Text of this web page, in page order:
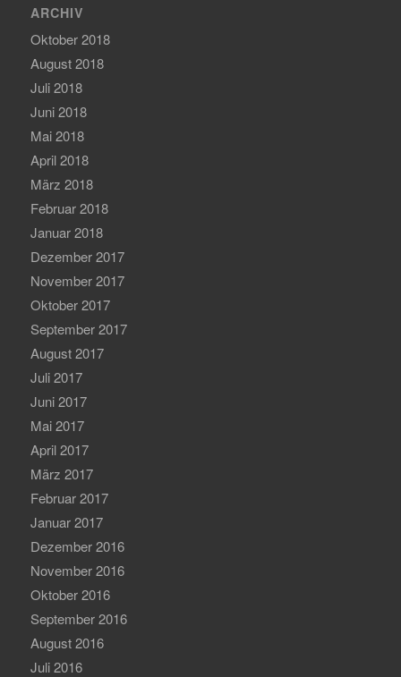
ARCHIV
Oktober 2018
August 2018
Juli 2018
Juni 2018
Mai 2018
April 2018
März 2018
Februar 2018
Januar 2018
Dezember 2017
November 2017
Oktober 2017
September 2017
August 2017
Juli 2017
Juni 2017
Mai 2017
April 2017
März 2017
Februar 2017
Januar 2017
Dezember 2016
November 2016
Oktober 2016
September 2016
August 2016
Juli 2016